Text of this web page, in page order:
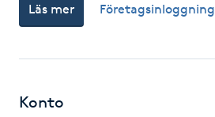
Hypnos
Hårborttagning
Läs mer Företagsinloggning
Konto